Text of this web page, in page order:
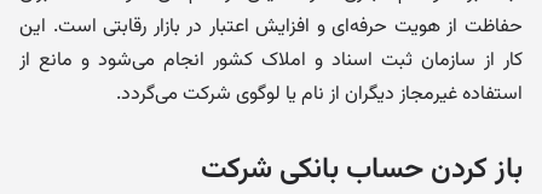
حفاظت از هویت حرفه‌ای و افزایش اعتبار در بازار رقابتی است. این
کار از سازمان ثبت اسناد و املاک کشور انجام می‌شود و مانع از
استفاده غیرمجاز دیگران از نام یا لوگوی شرکت می‌گردد.
باز کردن حساب بانکی شرکت